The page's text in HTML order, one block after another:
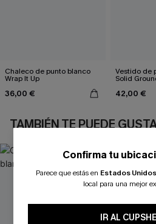
Chaleco de punto blanco
Wrap It Up
36,00 €
Vestido de
Solid
42,00 €
TAMBIÉN TE PUEDE
Confirma tu
Parece que estás en Estados Unidos
local para una mejor
IR AL